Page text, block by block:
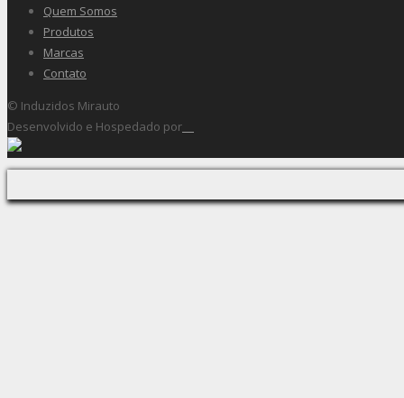
Quem Somos
Produtos
Marcas
Contato
© Induzidos Mirauto
Desenvolvido e Hospedado por